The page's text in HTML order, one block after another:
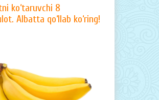
ko‘taruvchi 8
Albatta qo‘llab ko‘ring!